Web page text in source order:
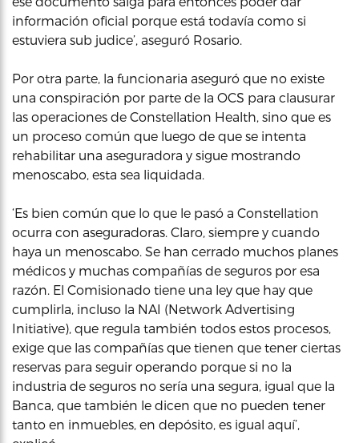
información oficial porque está todavía como si
estuviera sub judice’, aseguró Rosario.
Por otra parte, la funcionaria aseguró que no existe
una conspiración por parte de la OCS para clausurar
las operaciones de Constellation Health, sino que es
un proceso común que luego de que se intenta
rehabilitar una aseguradora y sigue mostrando
menoscabo, esta sea liquidada.
‘Es bien común que lo que le pasó a Constellation
ocurra con aseguradoras. Claro, siempre y cuando
haya un menoscabo. Se han cerrado muchos planes
médicos y muchas compañías de seguros por esa
razón. El Comisionado tiene una ley que hay que
cumplirla, incluso la NAI (Network Advertising
Initiative), que regula también todos estos procesos,
exige que las compañías que tienen que tener ciertas
reservas para seguir operando porque si no la
industria de seguros no sería una segura, igual que la
Banca, que también le dicen que no pueden tener
tanto en inmuebles, en depósito, es igual aquí’,